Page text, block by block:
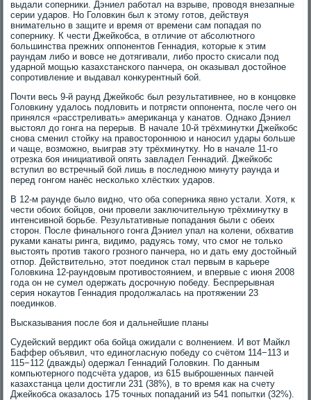
выдали соперники. Дэниел работал на взрыве, проводя внезапные
серии ударов. Но Головкин был к этому готов, действуя
внимательно в защите и время от времени сам попадая по
сопернику. К чести Джейкобса, в отличие от абсолютного
большинства прежних оппонентов Геннадия, которые к этим
раундам либо и вовсе не дотягивали, либо просто скисали под
ударной мощью казахстанского панчера, он оказывал достойное
сопротивление и выдавал конкурентный бой.
Почти весь 9-й раунд Джейкобс был результативнее, но в концовке
Головкину удалось подловить и потрясти оппонента, после чего он
принялся «расстреливать» американца у канатов. Однако Дэниел
выстоял до гонга на перерыв. В начале 10-й трёхминутки Джейкобс
снова сменил стойку на правостороннюю и наносил удары больше
и чаще, возможно, выиграв эту трёхминутку. Но в начале 11-го
отрезка боя инициативой опять завладел Геннадий. Джейкобс
вступил во встречный бой лишь в последнюю минуту раунда и
перед гонгом нанёс несколько хлёстких ударов.
В 12-м раунде было видно, что оба соперника явно устали. Хотя, к
чести обоих бойцов, они провели заключительную трёхминутку в
интенсивной борьбе. Результативные попадания были с обеих
сторон. После финального гонга Дэниел упал на колени, обхватив
руками канаты ринга, видимо, радуясь тому, что смог не только
выстоять против такого грозного панчера, но и дать ему достойный
отпор. Действительно, этот поединок стал первым в карьере
Головкина 12-раундовым противостоянием, и впервые с июня 2008
года он не сумел одержать досрочную победу. Беспрерывная
серия нокаутов Геннадия продолжалась на протяжении 23
поединков.
Высказывания после боя и дальнейшие планы
Судейский вердикт оба бойца ожидали с волнением. И вот Майкл
Баффер объявил, что единогласную победу со счётом 114−113 и
115−112 (дважды) одержал Геннадий Головкин. По данным
компьютерного подсчёта ударов, из 615 выброшенных панчей
казахстанца цели достигли 231 (38%), в то время как на счету
Джейкобса оказалось 175 точных попаданий из 541 попытки (32%).